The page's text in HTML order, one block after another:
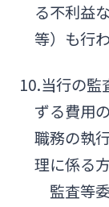
る不利益
等）も行
10.当行の監
ずる費用
職務の執
理に係る
監査等